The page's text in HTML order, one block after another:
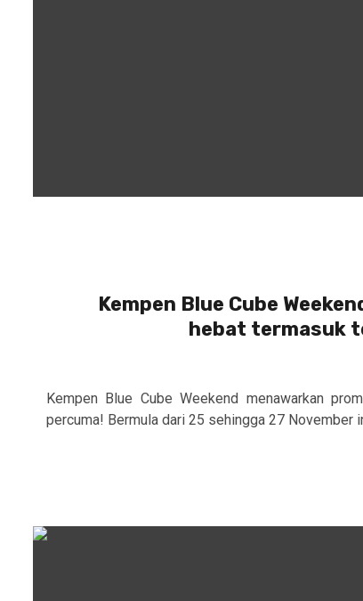
Kempen Blue Cube
hebat termasuk
Kempen Blue Cube Weekend menawarkan
percuma! Bermula dari 25 sehingga 27 November